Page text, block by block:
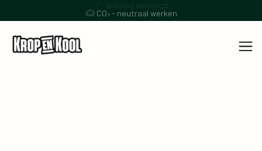
CO₂ - neutraal werken